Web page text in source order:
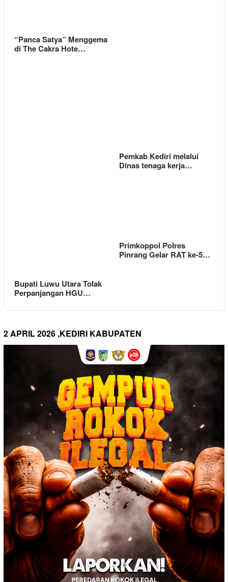
“Panca Satya” Menggema
di The Cakra Hote…
Pemkab Kediri melalui
Dinas tenaga kerja…
Bupati Luwu Utara Tolak
Perpanjangan HGU…
Primkoppol Polres
Pinrang Gelar RAT ke-5…
2 APRIL 2026 ,KEDIRI KABUPATEN